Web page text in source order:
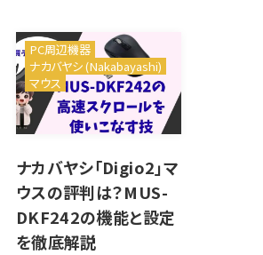
ナカバヤシ「Digio2」マ
ウスの評判は？MUS-
DKF242の機能と設定
を徹底解説
PC周辺機器
ナカバヤシ (Nakabayashi)
マウス